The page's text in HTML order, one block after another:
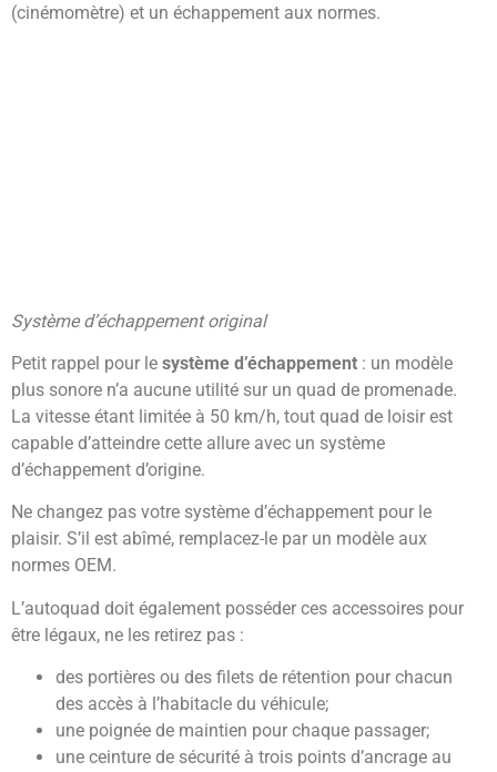
(cinémomètre) et un échappement aux normes.
Système d’échappement original
Petit rappel pour le système d’échappement : un modèle
plus sonore n’a aucune utilité sur un quad de promenade.
La vitesse étant limitée à 50 km/h, tout quad de loisir est
capable d’atteindre cette allure avec un système
d’échappement d’origine.
Ne changez pas votre système d’échappement pour le
plaisir. S’il est abîmé, remplacez-le par un modèle aux
normes OEM.
L’autoquad doit également posséder ces accessoires pour
être légaux, ne les retirez pas :
des portières ou des filets de rétention pour chacun
des accès à l’habitacle du véhicule;
une poignée de maintien pour chaque passager;
une ceinture de sécurité à trois points d’ancrage au